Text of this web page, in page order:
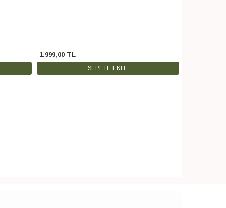
1.999,00 TL
SEPETE EKLE